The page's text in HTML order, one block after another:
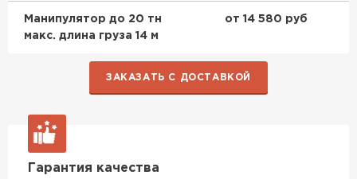
Манипулятор до 20 тн
макс. длина груза 14 м
от 14 580 руб
ЗАКАЗАТЬ С ДОСТАВКОЙ
Гарантия качества
ПЕРЕЙТИ